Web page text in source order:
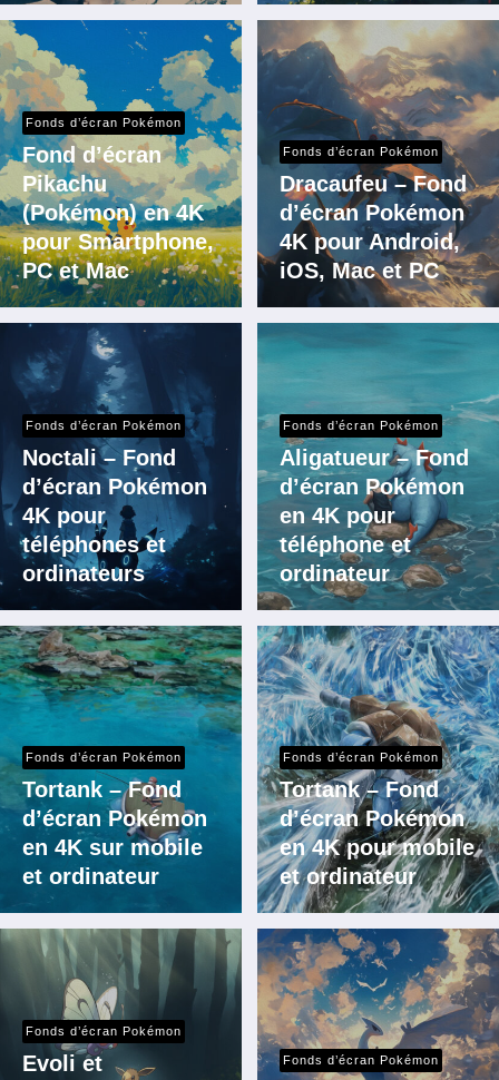
Fonds d’écran Pokémon
Fond d’écran
Pikachu
(Pokémon) en 4K
pour Smartphone,
PC et Mac
Fonds d’écran Pokémon
Dracaufeu – Fond
d’écran Pokémon
4K pour Android,
iOS, Mac et PC
Fonds d’écran Pokémon
Noctali – Fond
d’écran Pokémon
4K pour
téléphones et
ordinateurs
Fonds d’écran Pokémon
Aligatueur – Fond
d’écran Pokémon
en 4K pour
téléphone et
ordinateur
Fonds d’écran Pokémon
Tortank – Fond
d’écran Pokémon
en 4K sur mobile
et ordinateur
Fonds d’écran Pokémon
Tortank – Fond
d’écran Pokémon
en 4K pour mobile
et ordinateur
Fonds d’écran Pokémon
Evoli et
Fonds d’écran Pokémon